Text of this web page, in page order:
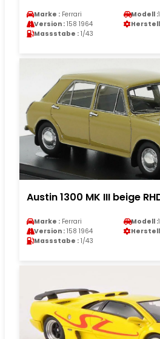
Marke : Ferrari Modell :
Version : 158 1964
Massstabe : 1/43
Austin 1300 MK III beige
Marke : Ferrari Modell :
Version : 158 1964
Massstabe : 1/43